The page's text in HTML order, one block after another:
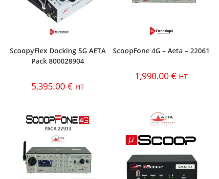
ScoopyFlex Docking 5G AETA
Pack 800028904
5,395.00€ HT
ScoopFone 4G – Aeta – 22061
1,990.00 € HT